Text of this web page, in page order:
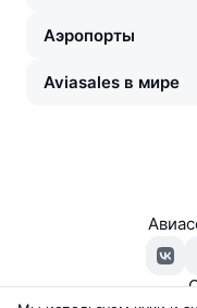
Аэропорты
Aviasales в мире